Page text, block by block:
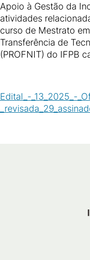
Apoio à Gestão da
atividades
curso de Mestrato
Transferência de
(PROFNIT) do IFPB
Edital_-_13_2025_-